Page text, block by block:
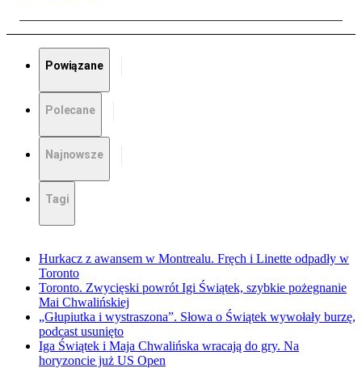
Powiązane
Polecane
Najnowsze
Tagi
Hurkacz z awansem w Montrealu. Fręch i Linette odpadły w
Toronto
Toronto. Zwycięski powrót Igi Świątek, szybkie pożegnanie
Mai Chwalińskiej
„Głupiutka i wystraszona”. Słowa o Świątek wywołały burzę,
podcast usunięto
Iga Świątek i Maja Chwalińska wracają do gry. Na
horyzoncie już US Open